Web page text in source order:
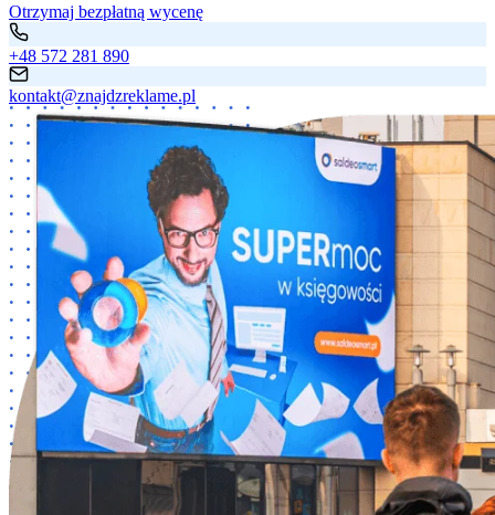
Otrzymaj bezpłatną wycenę
+48 572 281 890
kontakt@znajdzreklame.pl